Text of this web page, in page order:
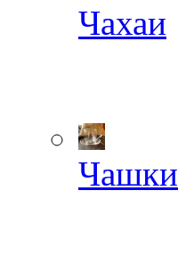
Чахаи
Чашки